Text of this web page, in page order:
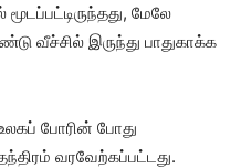
மேலே
வீச்சில் இருந்து பாதுகாக்க
போரின் போது
வரவேற்கப்பட்டது.